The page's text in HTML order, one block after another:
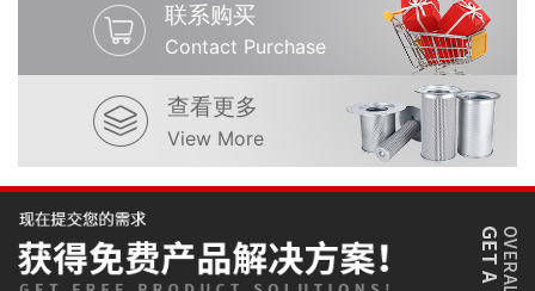
联系购买
Contact Purchase
查看更多
View More